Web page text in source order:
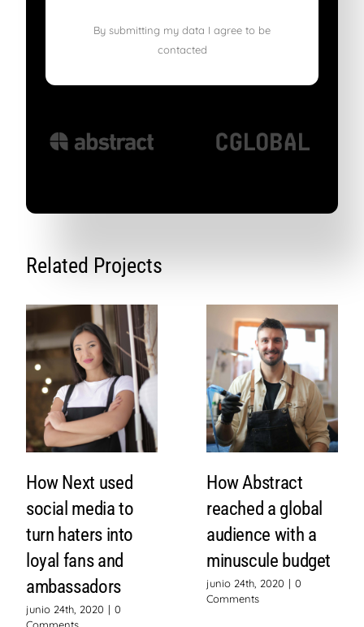
By submitting my data I agree to be
contacted
Related Projects
How Next used
social media to
turn haters into
loyal fans and
ambassadors
junio 24th, 2020 | 0
Comments
How Abstract
reached a global
audience with a
minuscule budget
junio 24th, 2020 | 0
Comments